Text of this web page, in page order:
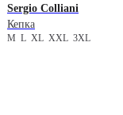
Sergio Colliani
Кепка
M L XL XXL 3XL